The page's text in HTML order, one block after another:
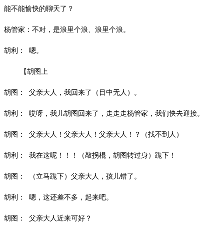
能不能愉快的聊天了？
杨管家：不对，是浪里个浪、浪里个浪。
胡利： 嗯。
【胡图上
胡图： 父亲大人，我回来了（目中无人）。
胡利： 哎呀，我儿胡图回来了，走走走杨管家，我们快去迎接。
胡图： 父亲大人！父亲大人！父亲大人！？（找不到人）
胡利： 我在这呢！！！（敲拐棍，胡图转过身）跪下！
胡图： （立马跪下）父亲大人，孩儿错了。
胡利： 嗯，这还差不多，起来吧。
胡图： 父亲大人近来可好？